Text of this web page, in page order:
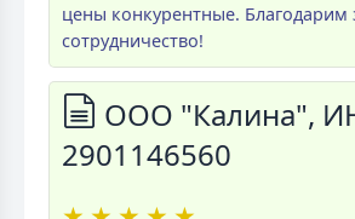
цены конкурентные. Благодарим
сотрудничество!
ООО "Калина",
2901146560